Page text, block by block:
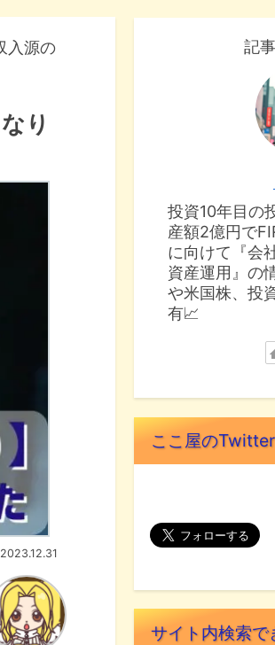
入源の
り
2023.12.31
記
投資10年目の
産額2億円で
に向けて『会
資産運用』の
や米国株、投
有📈
ここ屋の
サイト内検索で